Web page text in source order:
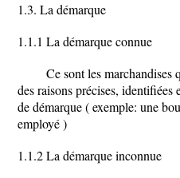
1.3. La démarque
1.1.1 La démarque connue
Ce sont les marchandises
des raisons précises, identifiées
de démarque ( exemple: une
employé )
1.1.2 La démarque inconnue